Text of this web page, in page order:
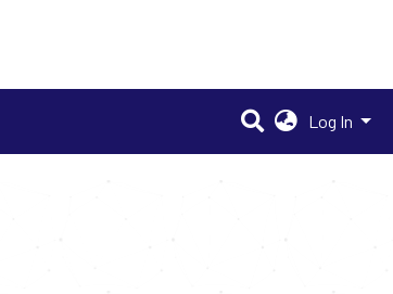
Log In